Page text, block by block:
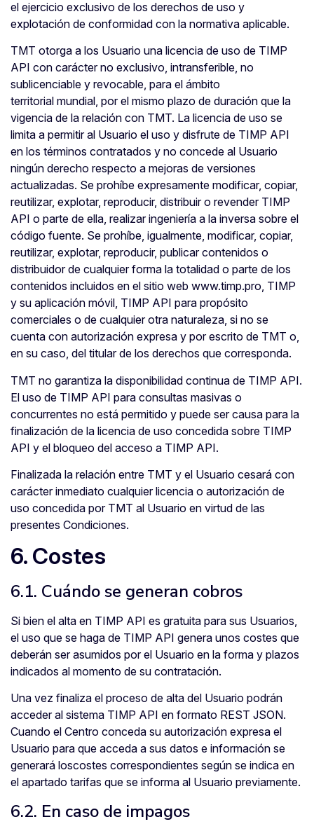
el ejercicio exclusivo de los derechos de uso y
explotación de conformidad con la normativa aplicable.
TMT otorga a los Usuario una licencia de uso de TIMP
API con carácter no exclusivo, intransferible, no
sublicenciable y revocable, para el ámbito
territorial mundial, por el mismo plazo de duración que la
vigencia de la relación con TMT. La licencia de uso se
limita a permitir al Usuario el uso y disfrute de TIMP API
en los términos contratados y no concede al Usuario
ningún derecho respecto a mejoras de versiones
actualizadas. Se prohíbe expresamente modificar, copiar,
reutilizar, explotar, reproducir, distribuir o revender TIMP
API o parte de ella, realizar ingeniería a la inversa sobre el
código fuente. Se prohíbe, igualmente, modificar, copiar,
reutilizar, explotar, reproducir, publicar contenidos o
distribuidor de cualquier forma la totalidad o parte de los
contenidos incluidos en el sitio web www.timp.pro, TIMP
y su aplicación móvil, TIMP API para propósito
comerciales o de cualquier otra naturaleza, si no se
cuenta con autorización expresa y por escrito de TMT o,
en su caso, del titular de los derechos que corresponda.
TMT no garantiza la disponibilidad continua de TIMP API.
El uso de TIMP API para consultas masivas o
concurrentes no está permitido y puede ser causa para la
finalización de la licencia de uso concedida sobre TIMP
API y el bloqueo del acceso a TIMP API.
Finalizada la relación entre TMT y el Usuario cesará con
carácter inmediato cualquier licencia o autorización de
uso concedida por TMT al Usuario en virtud de las
presentes Condiciones.
6. Costes
6.1. Cuándo se generan cobros
Si bien el alta en TIMP API es gratuita para sus Usuarios,
el uso que se haga de TIMP API genera unos costes que
deberán ser asumidos por el Usuario en la forma y plazos
indicados al momento de su contratación.
Una vez finaliza el proceso de alta del Usuario podrán
acceder al sistema TIMP API en formato REST JSON.
Cuando el Centro conceda su autorización expresa el
Usuario para que acceda a sus datos e información se
generará loscostes correspondientes según se indica en
el apartado tarifas que se informa al Usuario previamente.
6.2. En caso de impagos